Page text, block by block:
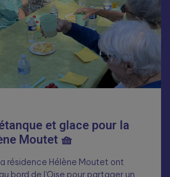
et glace pour la
Moutet 🧺
résidence Hélène Moutet ont
bord de l’Oise pour partager un